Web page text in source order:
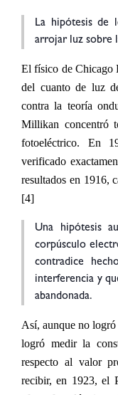
La hipótesis de
arrojar luz sobre
El físico de Chicago
del cuanto de luz
contra la teoría
Millikan concentró
fotoeléctrico. En
verificado
resultados en 1916,
[4]
Una hipótesis
corpúsculo
contradice
interferencia y
abandonada.
Así, aunque no
logró medir la
respecto al valor
recibir, en 1923, el